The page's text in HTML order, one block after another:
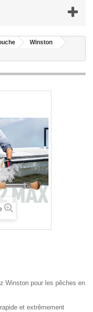
Winston
Winston pour les pêches en
et extrêmement